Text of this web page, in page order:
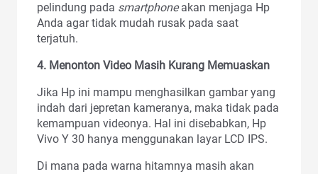
pelindung pada smartphoneakan menjaga Hp
Anda agar tidak mudah rusak pada saat
terjatuh.
4. Menonton Video Masih Kurang Memuaskan
Jika Hp ini mampu menghasilkan gambar yang
indah dari jepretan kameranya, maka tidak pada
kemampuan videonya. Hal ini disebabkan, Hp
Vivo Y 30 hanya menggunakan layar LCD IPS.
Di mana pada warna hitamnya masih akan